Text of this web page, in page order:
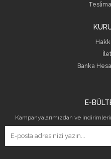
Banka
E-
Kampanyalarımızdan ve